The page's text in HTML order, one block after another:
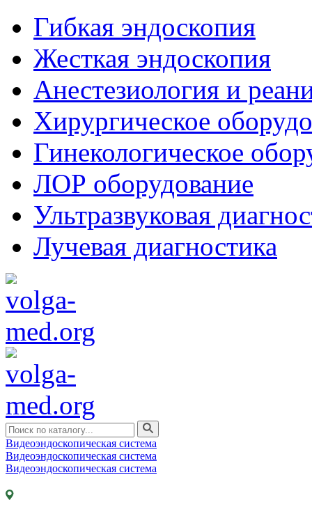
Гибкая эндоскопия
Жесткая эндоскопия
Анестезиология и
Хирургическое
Гинекологическое
ЛОР оборудование
Ультразвуковая
Лучевая диагностика
Видеоэндоскопическая система
Видеоэндоскопическая система
Видеоэндоскопическая система